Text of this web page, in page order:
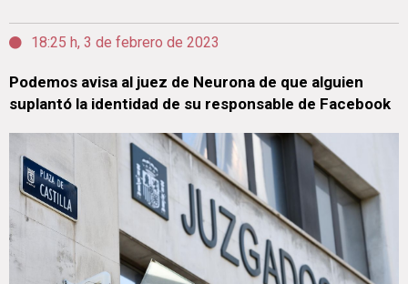
18:25 h, 3 de febrero de 2023
Podemos avisa al juez de Neurona de que alguien
suplantó la identidad de su responsable de Facebook